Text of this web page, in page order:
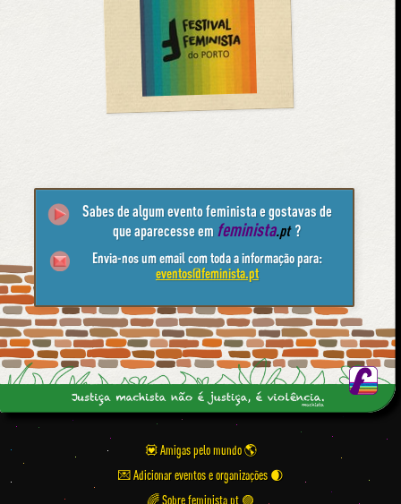
Sabes de algum evento feminista e gostavas de
que aparecesse em feminista.pt ?
Envia-nos um email com toda a informação para:
eventos@feminista.pt
💟 Amigas pelo mundo
💌 Adicionar eventos e organizações
🌈 Sobre feminista.pt 🟣